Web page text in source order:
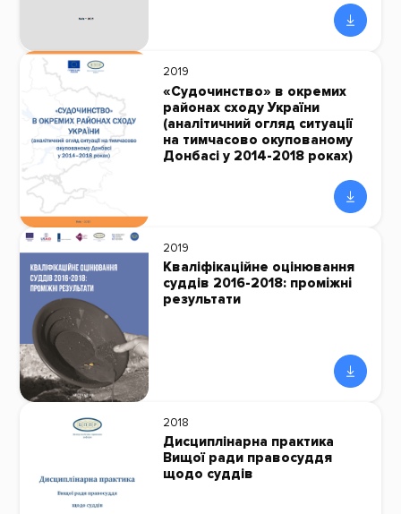
2019
«Судочинство» в окремих
районах сходу України
(аналітичний огляд ситуації
на тимчасово окупованому
Донбасі у 2014-2018 роках)
2019
Кваліфікаційне оцінювання
суддів 2016-2018: промiжнi
результати
2018
Дисциплінарна практика
Вищої ради правосуддя
щодо суддів